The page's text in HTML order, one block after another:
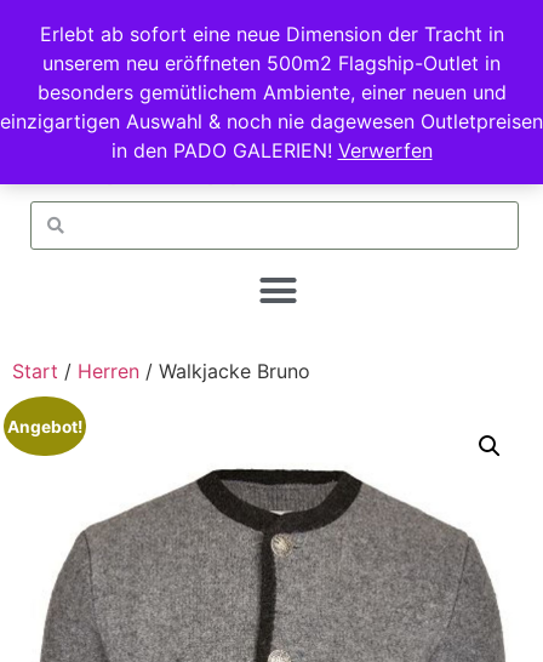
Erlebt ab sofort eine neue Dimension der Tracht in
unserem neu eröffneten 500m2 Flagship-Outlet in
besonders gemütlichem Ambiente, einer neuen und
einzigartigen Auswahl & noch nie dagewesen Outletpreisen
in den PADO GALERIEN! Verwerfen
Start / Herren / Walkjacke Bruno
Angebot!